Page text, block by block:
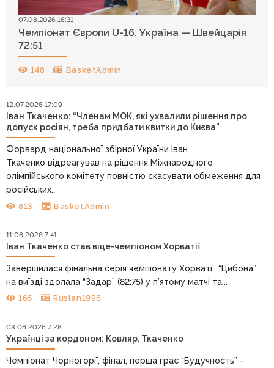
07.08.2026 16:31
Чемпіонат Європи U-16. Україна — Швейцарія
72:51
148 BasketAdmin
12.07.2026 17:09
Іван Ткаченко: “Членам МОК, які ухвалили рішення про
допуск росіян, треба придбати квитки до Києва”
Форвард національної збірної України Іван
Ткаченко відреагував на рішення Міжнародного
олімпійського комітету повністю скасувати обмеження для
російських...
813 BasketAdmin
11.06.2026 7:41
Іван Ткаченко став віце-чемпіоном Хорватії
Завершилася фінальна серія чемпіонату Хорватії. “Цибона”
на виїзді здолала “Задар” (82:75) у п’ятому матчі та...
165 Ruslan1996
03.06.2026 7:28
Українці за кордоном: Ковляр, Ткаченко
Чемпіонат Чорногорії, фінал, перша грає “Будучность” –